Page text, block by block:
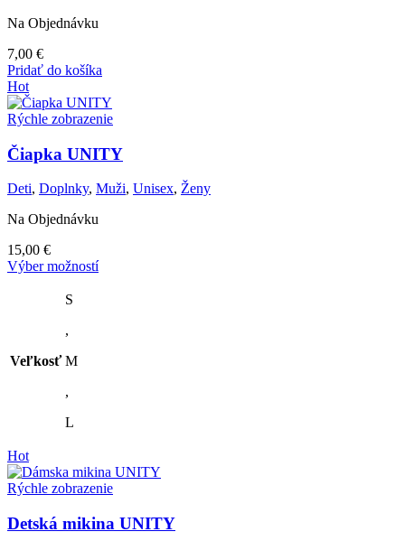
Na Objednávku
7,00 €
Pridať do košíka
Hot
Rýchle zobrazenie
Čiapka UNITY
Deti, Doplnky, Muži, Unisex, Ženy
Na Objednávku
15,00 €
Výber možnostíTento
Veľkosť
S
,
M
,
L
Hot
Rýchle zobrazenie
Detská mikina UNITY